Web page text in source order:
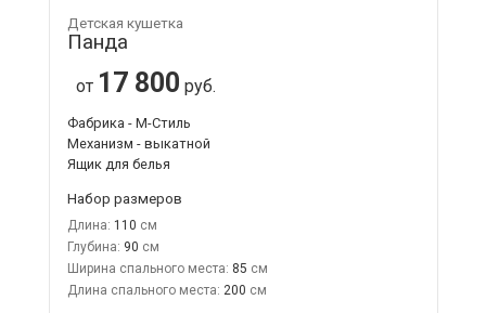
Детская кушетка
Панда
от 17 800 руб.
Фабрика - М-Стиль
Механизм - выкатной
Ящик для белья
Набор размеров
Длина: 110
Глубина: 90
Ширина спального места: 85
Длина спального места: 200